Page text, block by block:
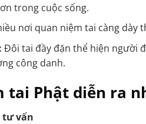
trong cuộc sống.
nơi quan niệm tai càng dày
Đôi tai đầy đặn thể hiện người
công danh.
tai Phật diễn ra
tư vấn